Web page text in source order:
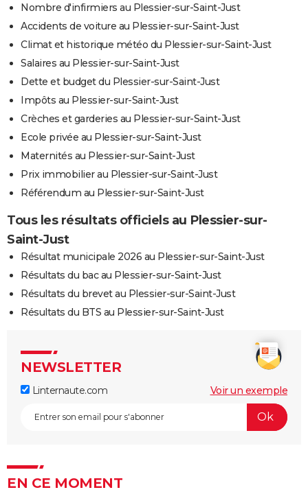
Nombre d'infirmiers au Plessier-sur-Saint-Just
Accidents de voiture au Plessier-sur-Saint-Just
Climat et historique météo du Plessier-sur-Saint-Just
Salaires au Plessier-sur-Saint-Just
Dette et budget du Plessier-sur-Saint-Just
Impôts au Plessier-sur-Saint-Just
Crèches et garderies au Plessier-sur-Saint-Just
Ecole privée au Plessier-sur-Saint-Just
Maternités au Plessier-sur-Saint-Just
Prix immobilier au Plessier-sur-Saint-Just
Référendum au Plessier-sur-Saint-Just
Tous les résultats officiels au Plessier-sur-
Saint-Just
Résultat municipale 2026 au Plessier-sur-Saint-Just
Résultats du bac au Plessier-sur-Saint-Just
Résultats du brevet au Plessier-sur-Saint-Just
Résultats du BTS au Plessier-sur-Saint-Just
NEWSLETTER
Linternaute.com Voir un exemple
EN CE MOMENT